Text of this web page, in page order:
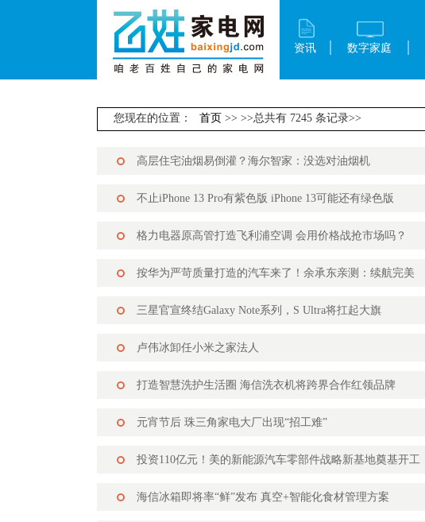
资讯 数字家庭
您现在的位置： 首页 >> >>总共有 7245 条记录>>
高层住宅油烟易倒灌？海尔智家：没选对油烟机
不止iPhone 13 Pro有紫色版 iPhone 13可能还有绿色版
格力电器原高管打造飞利浦空调 会用价格战抢市场吗？
按华为严苛质量打造的汽车来了！余承东亲测：续航完美
三星官宣终结Galaxy Note系列，S Ultra将扛起大旗
卢伟冰卸任小米之家法人
打造智慧洗护生活圈 海信洗衣机将跨界合作红领品牌
元宵节后 珠三角家电大厂出现“招工难”
投资110亿元！美的新能源汽车零部件战略新基地奠基开工
海信冰箱即将率“鲜”发布 真空+智能化食材管理方案